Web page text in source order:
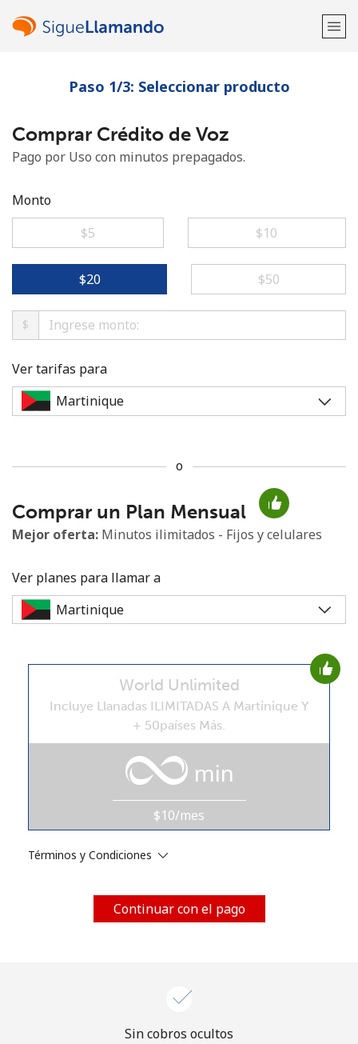
¡Bienvenido!
¿Ya tienes una cuenta?Inicia sesión →
No se ha creado una contraseña
Mínimo 8 caracteres
Una letra mayúscula y una minúscula
Un número
Mantente en contacto para recibir nuestras mejores
ofertas.
Al abrir una cuenta en este sitio web, estoy de acuerdo con
estosTérminos y condiciones.
Inicia sesión oREGÍSTRATE →
Paso 1/3: Seleccionar producto
Comprar Crédito de Voz
Pago por Uso con minutos prepagados.
Monto
⁦$5⁩
⁦$10⁩
⁦$20⁩ ⁦$50⁩
$
Ver tarifas para
o
Comprar un Plan Mensual
Mejor oferta: Minutos ilimitados - Fijos y celulares
Ver planes para llamar a
World Unlimited
Incluye Llanadas ILIMITADAS A Martinique Y
+ 50países Más.
min
$10/mes
Términos y Condiciones
Continuar con el pago
Sin cobros ocultos